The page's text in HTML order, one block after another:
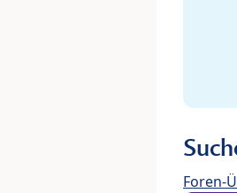
Foren-